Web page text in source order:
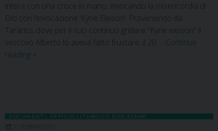
intera con una croce in mano, invocando la misericordia di
Dio con l’invocazione ‘Kyrie Eleison’. Provenendo da
Taranto, dove per il suo continuo gridare “Kyrie eleison” il
vescovo Alberto lo aveva fatto frustare, il 20 … Continue
reading »
DOCUMENTI UFFICIO LITURGICO DIOCESANO
21 FEBBRAIO 2021